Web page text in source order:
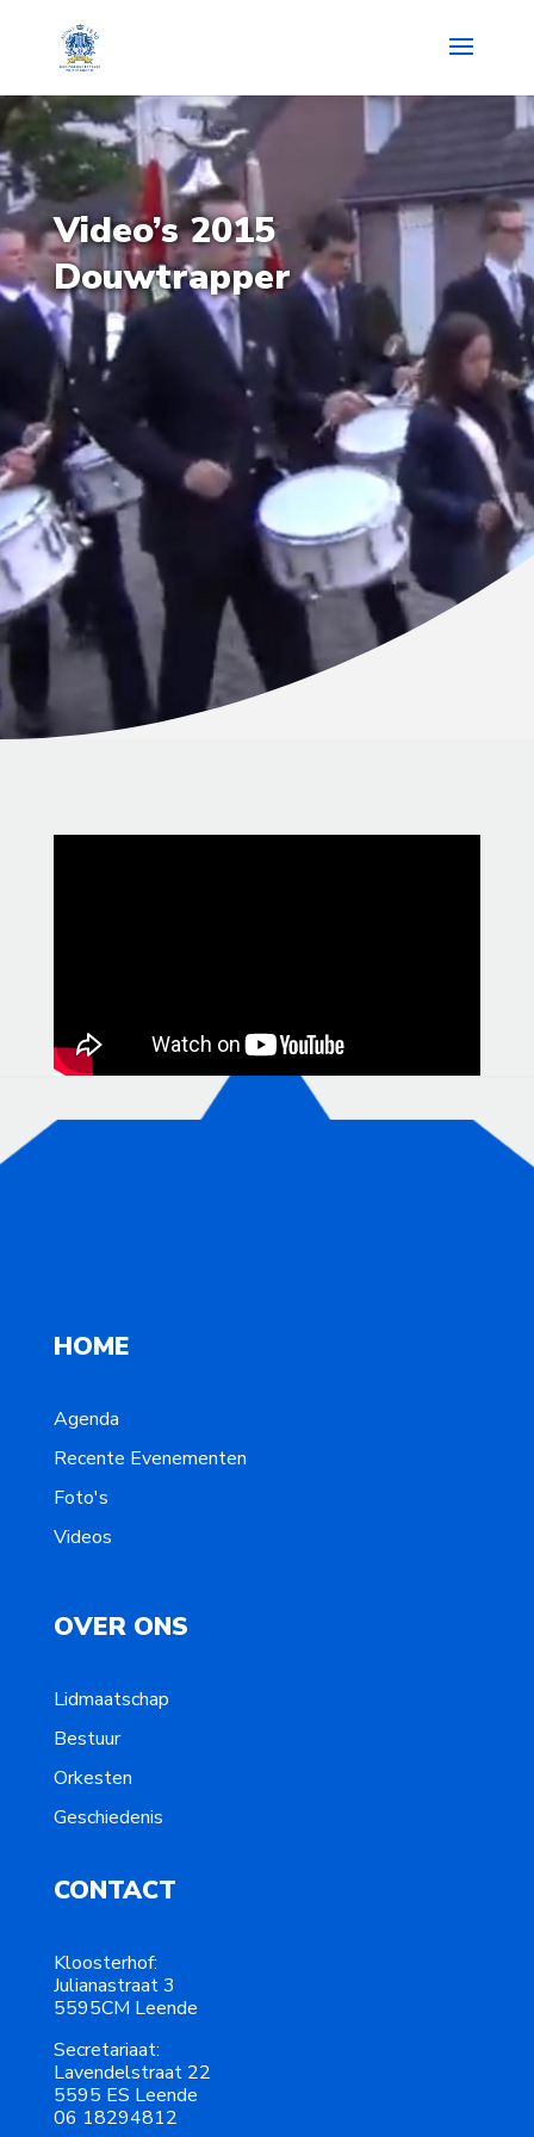
Video’s 2015
Douwtrapper
HOME
Agenda
Recente Evenementen
Foto's
Videos
OVER ONS
Lidmaatschap
Bestuur
Orkesten
Geschiedenis
CONTACT
Kloosterhof:
Julianastraat 3
5595CM Leende
Secretariaat:
Lavendelstraat 22
5595 ES Leende
06 18294812